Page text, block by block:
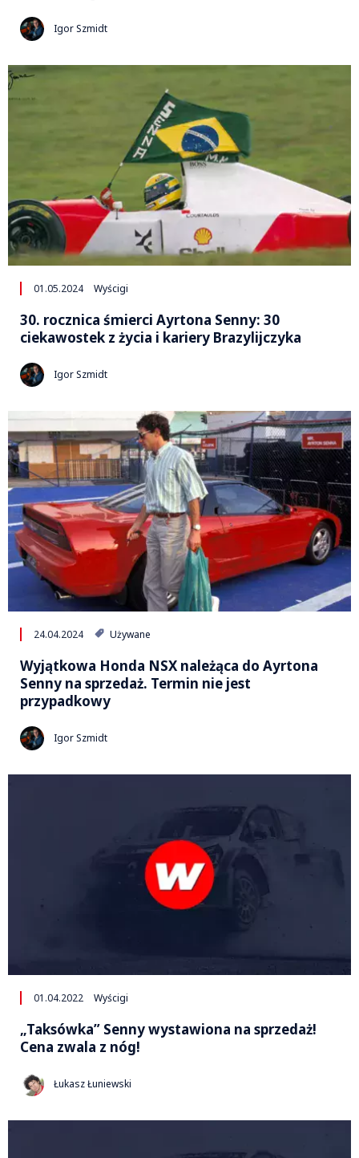
Igor Szmidt
01.05.2024 Wyścigi
30. rocznica śmierci Ayrtona Senny: 30
ciekawostek z życia i kariery Brazylijczyka
Igor Szmidt
24.04.2024 Używane
Wyjątkowa Honda NSX należąca do Ayrtona
Senny na sprzedaż. Termin nie jest
przypadkowy
Igor Szmidt
01.04.2022 Wyścigi
„Taksówka” Senny wystawiona na sprzedaż!
Cena zwala z nóg!
Łukasz Łuniewski